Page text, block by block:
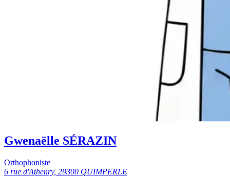
Gwenaëlle SÉRAZIN
Orthophoniste
6 rue d'Athenry, 29300 QUIMPERLE